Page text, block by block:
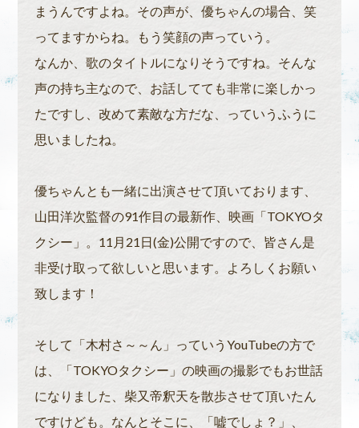
まうんですよね。その声が、優ちゃんの場合、笑
ってますからね。もう笑顔の声っていう。
なんか、歌のタイトルになりそうですね。そんな
声の持ち主なので、お話してても非常に楽しかっ
たですし、改めて素敵な方だな、っていうふうに
思いましたね。
優ちゃんとも一緒に出演させて頂いております、
山田洋次監督の91作目の最新作、映画「TOKYOタ
クシー」。11月21日(金)公開ですので、皆さん是
非受け取って欲しいと思います。よろしくお願い
致します！
そして「木村さ～～ん」っていうYouTubeの方で
は、「TOKYOタクシー」の映画の撮影でもお世話
になりました、柴又帝釈天を散歩させて頂いたん
ですけども。なんとそこに、「嘘でしょ？」、